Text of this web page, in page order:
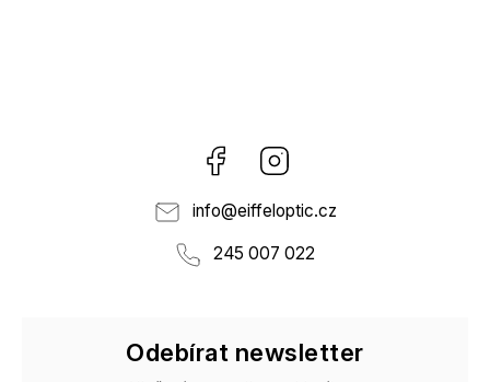
Facebook
info@eiffeloptic.cz
245 007 022
Odebírat newsletter